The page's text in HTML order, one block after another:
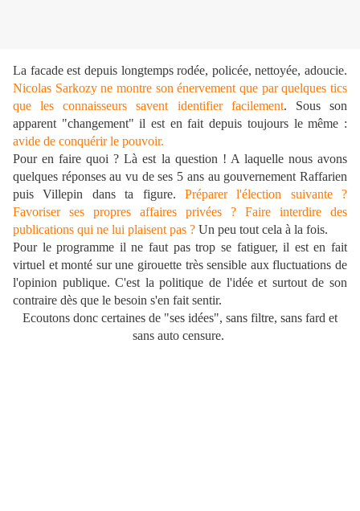
La facade est depuis longtemps rodée, policée, nettoyée, adoucie.
Nicolas Sarkozy ne montre son énervement que par quelques tics
que les connaisseurs savent identifier facilement. Sous son
apparent "changement" il est en fait depuis toujours le même :
avide de conquérir le pouvoir.
Pour en faire quoi ? Là est la question ! A laquelle nous avons
quelques réponses au vu de ses 5 ans au gouvernement Raffarien
puis Villepin dans ta figure. Préparer l'élection suivante ?
Favoriser ses propres affaires privées ?
Faire interdire des
publications qui ne lui plaisent pas ? Un peu tout cela à la fois.
Pour le programme il ne faut pas trop se fatiguer, il est en fait
virtuel et monté sur une girouette très sensible aux fluctuations de
l'opinion publique. C'est la politique de l'idée et surtout de son
contraire dès que le besoin s'en fait sentir.
Ecoutons donc certaines de "ses idées", sans filtre, sans fard et
sans auto censure.